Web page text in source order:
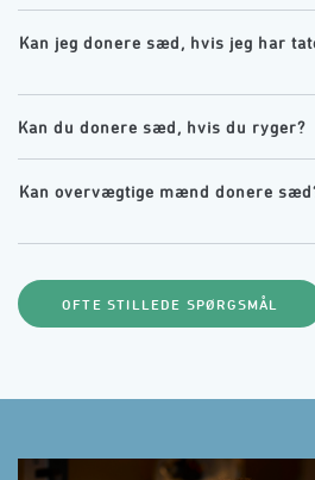
󠀰Kan jeg donere sæd, hvis jeg har
Kan du donere sæd, hvis du ryger?󠀲󠀨󠀣󠀳
󠀰Kan overvægtige mænd donere
OFTE STILLEDE SPØRGSMÅL